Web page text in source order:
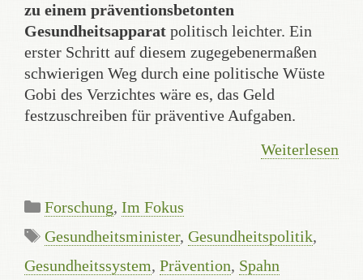
zu einem präventionsbetonten
Gesundheitsapparat politisch leichter. Ein
erster Schritt auf diesem zugegebenermaßen
schwierigen Weg durch eine politische Wüste
Gobi des Verzichtes wäre es, das Geld
festzuschreiben für präventive Aufgaben.
Weiterlesen
Kategorien
Forschung, Im Fokus
Schlagwörter
Gesundheitsminister, Gesundheitspolitik,
Gesundheitssystem, Prävention, Spahn